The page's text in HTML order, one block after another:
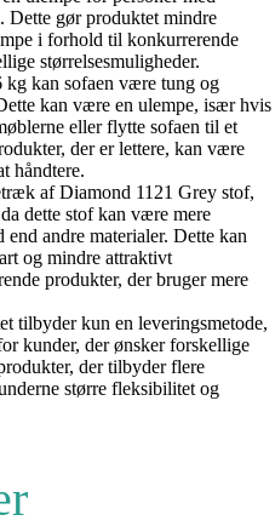
Dette gør produktet mindre
i forhold til konkurrerende
størrelsesmuligheder.
kan sofaen være tung og
kan være en ulempe, især hvis
eller flytte sofaen til et
der er lettere, kan være
håndtere.
af Diamond 1121 Grey stof,
dette stof kan være mere
andre materialer. Dette kan
og mindre attraktivt
produkter, der bruger mere
tilbyder kun en leveringsmetode,
kunder, der ønsker forskellige
der tilbyder flere
større fleksibilitet og